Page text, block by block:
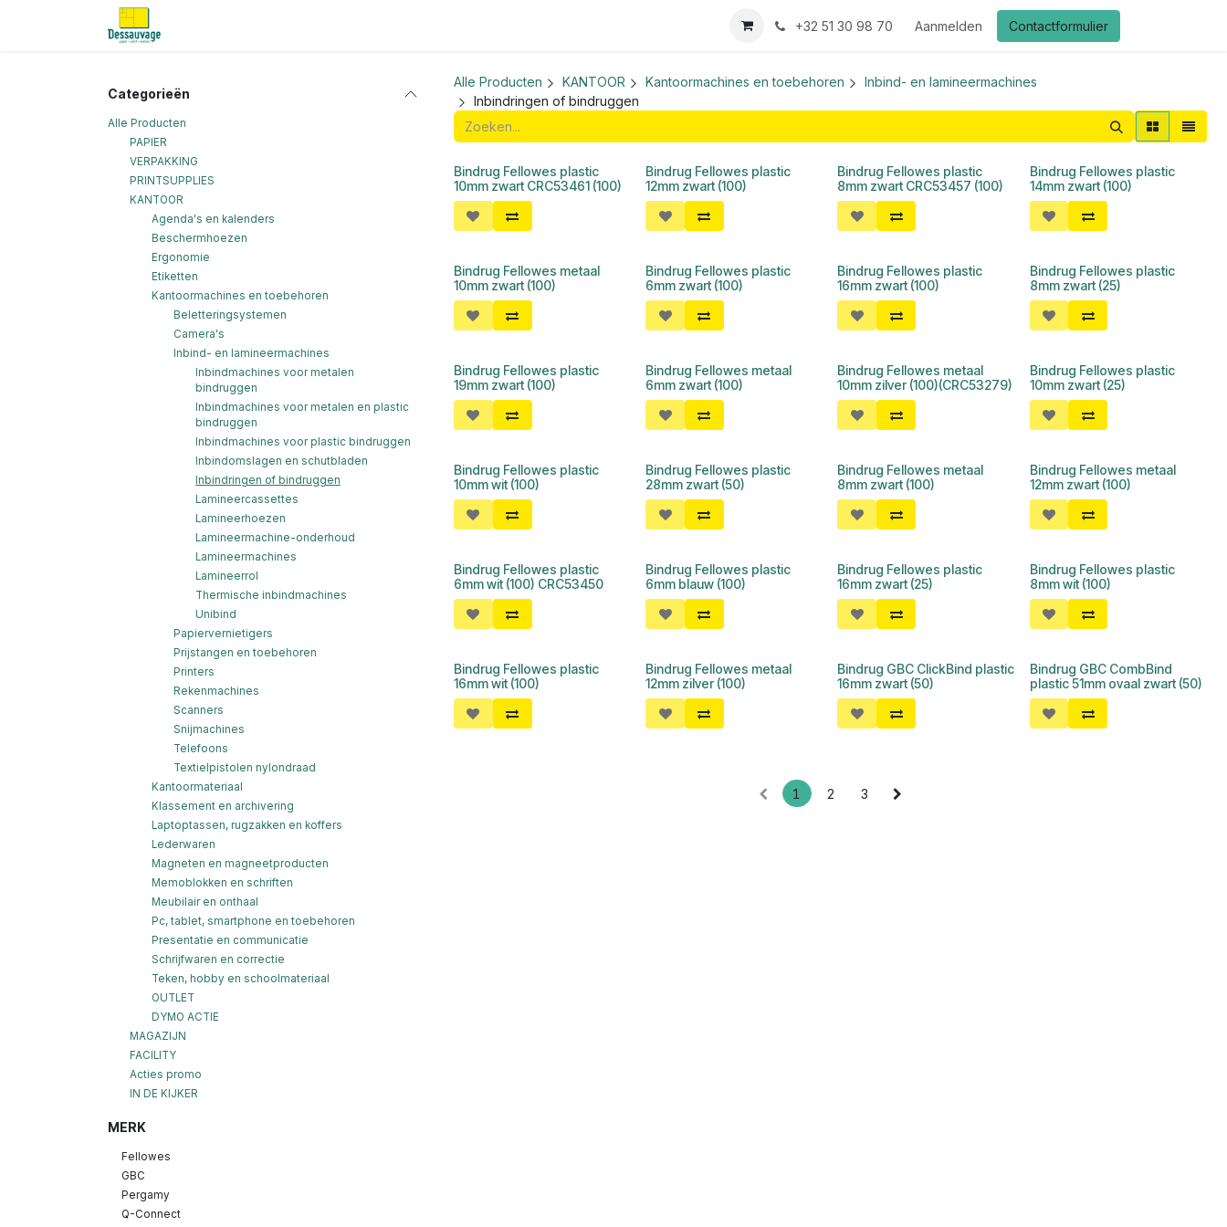
Overslaan naar inhoud
+32 51 30 98 70 Aanmelden Contactformulier
Categorieën
Alle Producten
PAPIER
VERPAKKING
PRINTSUPPLIES
KANTOOR
Agenda's en kalenders
Beschermhoezen
Ergonomie
Etiketten
Kantoormachines en toebehoren
Beletteringsystemen
Camera's
Inbind- en lamineermachines
Inbindmachines voor metalen
bindruggen
Inbindmachines voor metalen en plastic
bindruggen
Inbindmachines voor plastic bindruggen
Inbindomslagen en schutbladen
Inbindringen of bindruggen
Lamineercassettes
Lamineerhoezen
Lamineermachine-onderhoud
Lamineermachines
Lamineerrol
Thermische inbindmachines
Unibind
Papiervernietigers
Prijstangen en toebehoren
Printers
Rekenmachines
Scanners
Snijmachines
Telefoons
Textielpistolen nylondraad
Kantoormateriaal
Klassement en archivering
Laptoptassen, rugzakken en koffers
Lederwaren
Magneten en magneetproducten
Memoblokken en schriften
Meubilair en onthaal
Pc, tablet, smartphone en toebehoren
Presentatie en communicatie
Schrijfwaren en correctie
Teken, hobby en schoolmateriaal
OUTLET
DYMO ACTIE
MAGAZIJN
FACILITY
Acties promo
IN DE KIJKER
MERK
Fellowes
GBC
Pergamy
Q-Connect
Alle Producten KANTOOR Kantoormachines en toebehoren
Inbind- en lamineermachines
Inbindringen of bindruggen
Bindrug Fellowes plastic
10mm zwart CRC53461 (100)
Bindrug Fellowes plastic
12mm zwart (100)
Bindrug Fellowes plastic
8mm zwart CRC53457 (100)
Bindrug Fellowes plastic
14mm zwart (100)
Bindrug Fellowes metaal
10mm zwart (100)
Bindrug Fellowes plastic
6mm zwart (100)
Bindrug Fellowes plastic
16mm zwart (100)
Bindrug Fellowes plastic
8mm zwart (25)
Bindrug Fellowes plastic
19mm zwart (100)
Bindrug Fellowes metaal
6mm zwart (100)
Bindrug Fellowes metaal
10mm zilver (100)(CRC53279)
Bindrug Fellowes plastic
10mm zwart (25)
Bindrug Fellowes plastic
10mm wit (100)
Bindrug Fellowes plastic
28mm zwart (50)
Bindrug Fellowes metaal
8mm zwart (100)
Bindrug Fellowes metaal
12mm zwart (100)
Bindrug Fellowes plastic
6mm wit (100) CRC53450
Bindrug Fellowes plastic
6mm blauw (100)
Bindrug Fellowes plastic
16mm zwart (25)
Bindrug Fellowes plastic
8mm wit (100)
Bindrug Fellowes plastic
16mm wit (100)
Bindrug Fellowes metaal
12mm zilver (100)
Bindrug GBC ClickBind plastic
16mm zwart (50)
Bindrug GBC CombBind
plastic 51mm ovaal zwart (50)
1 2 3